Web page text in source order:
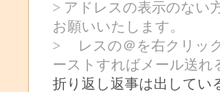
> アドレスの表示のない
お願いいたします。
> レスの＠を右クリッ
ーストすればメール送れ
折り返し返事は出してい